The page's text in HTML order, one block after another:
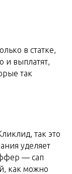
в статке,
и выплатят,
так
так это
уделяет
— сап
как можно